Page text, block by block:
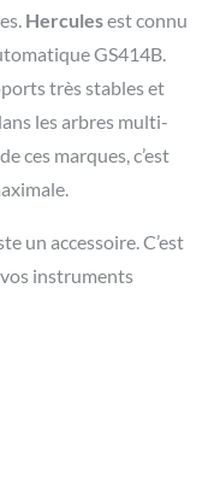
Herculesest connu
GS414B.
très stables et
les arbres multi-
ces marques, c’est
un accessoire. C’est
instruments